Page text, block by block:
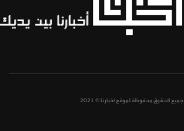
جميع الحقوق محفوظة لموقع أخبارنا © 2021